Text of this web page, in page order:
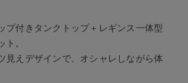
プ付きタンクトップ＋レギンス一体型
ト。
見えデザインで、オシャレしながら体